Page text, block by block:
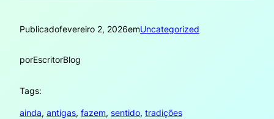
Publicadofevereiro 2, 2026emUncategorized
porEscritorBlog
Tags:
ainda, antigas, fazem, sentido, tradições